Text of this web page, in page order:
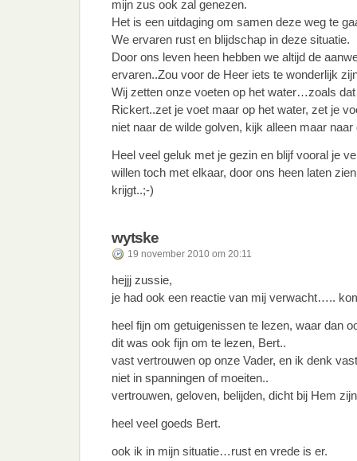
mijn zus ook zal genezen.
Het is een uitdaging om samen deze weg te
We ervaren rust en blijdschap in deze situatie.
Door ons leven heen hebben we altijd de
ervaren..Zou voor de Heer iets te wonderlijk
Wij zetten onze voeten op het water…zoals
Rickert..zet je voet maar op het water, zet je
niet naar de wilde golven, kijk alleen maar
Heel veel geluk met je gezin en blijf vooral je
willen toch met elkaar, door ons heen laten
krijgt..;-)
wytske
19 november 2010 om 20:11
hejjj zussie,
je had ook een reactie van mij verwacht…..
heel fijn om getuigenissen te lezen, waar dan
dit was ook fijn om te lezen, Bert..
vast vertrouwen op onze Vader, en ik denk
niet in spanningen of moeiten..
vertrouwen, geloven, belijden, dicht bij Hem
heel veel goeds Bert.
ook ik in mijn situatie…rust en vrede is er.